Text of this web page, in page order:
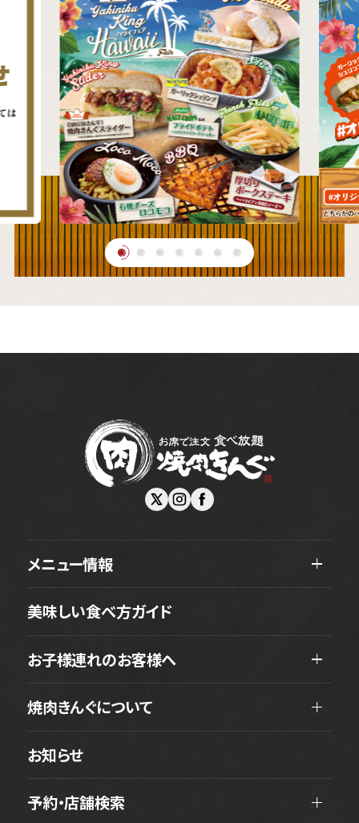
メニュー情報
美味しい食べ方ガイド
お子様連れのお客様へ
焼肉きんぐについて
お知らせ
予約・店舗検索